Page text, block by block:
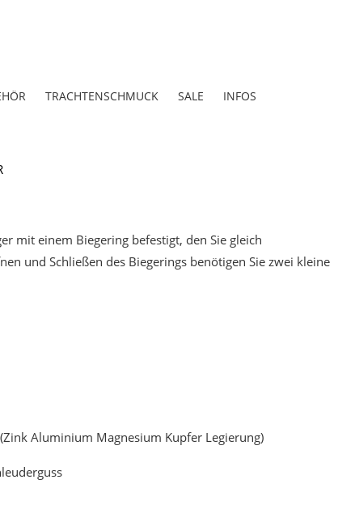
TRACHTENSCHMUCK SALE INFOS
mit einem Biegering befestigt, den Sie gleich
und Schließen des Biegerings benötigen Sie zwei kleine
Aluminium Magnesium Kupfer Legierung)